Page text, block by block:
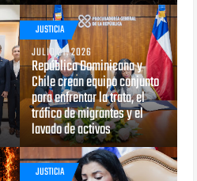
JUSTICIA
JULIO 21, 2026
República Dominicana y
Chile crean equipo conjunto
para enfrentar la trata, el
tráfico de migrantes y el
lavado de activos
JUSTICIA